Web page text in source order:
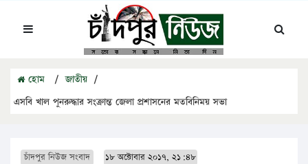
হোম / জাতীয় /
এসবি খাল পুনরুদ্ধার সংক্রান্ত জেলা প্রশাসনের মতবিনিময় সভা
চাঁদপুর নিউজ সংবাদ ১৮ অক্টোবার ২০১৭, ২১:৪৮